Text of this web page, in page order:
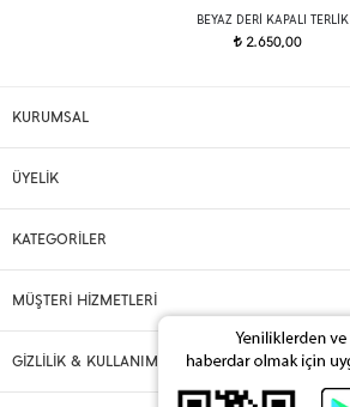
BEYAZ DERI KAPALI TERLIK
t2.650,00
KURUMSAL
ÜYELİK
KATEGORİLER
MÜŞTERİ HİZMETLERİ
GİZLİLİK & KULLANIM